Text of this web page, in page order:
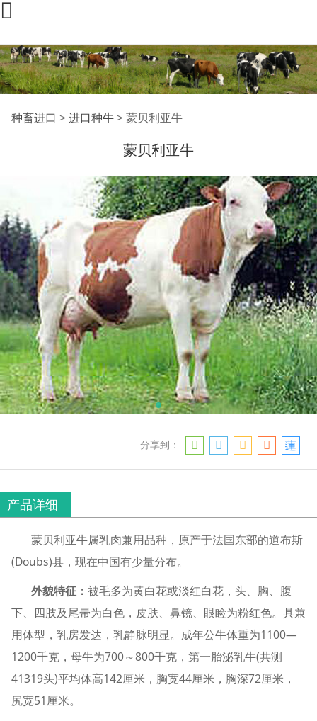
蒙贝利亚牛
种畜进口 > 进口种牛> 蒙贝利亚牛
蒙贝利亚牛
分享到：
产品详细
蒙贝利亚牛属乳肉兼用品种，原产于法国东部的道布斯
(Doubs)县，现在中国有少量分布。
外貌特征： 被毛多为黄白花或淡红白花，头、胸、腹
下、四肢及尾帚为白色，皮肤、鼻镜、眼睑为粉红色。具兼
用体型，乳房发达，乳静脉明显。成年公牛体重为1100—
1200千克，母牛为700～800千克，第一胎泌乳牛(共测
41319头)平均体高142厘米，胸宽44厘米，胸深72厘米，
尻宽51厘米。